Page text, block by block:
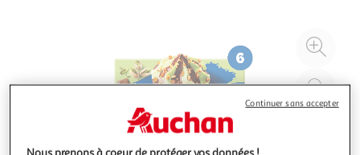
à
Continuer sans accepter